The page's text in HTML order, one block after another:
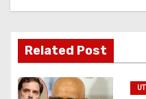
Related Post